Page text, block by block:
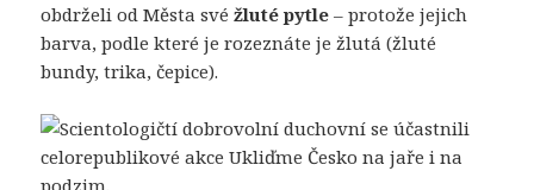
obdrželi od Města svéžluté pytle – protože jejich
barva, podle které je rozeznáte je žlutá (žluté
bundy, trika, čepice).